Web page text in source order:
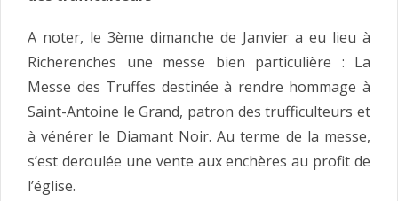
A noter, le 3ème dimanche de Janvier a eu lieu à
Richerenches une messe bien particulière : La
Messe des Truffes destinée à rendre hommage à
Saint-Antoine le Grand, patron des trufficulteurs et
à vénérer le Diamant Noir. Au terme de la messe,
s’est deroulée une vente aux enchères au profit de
l’église.